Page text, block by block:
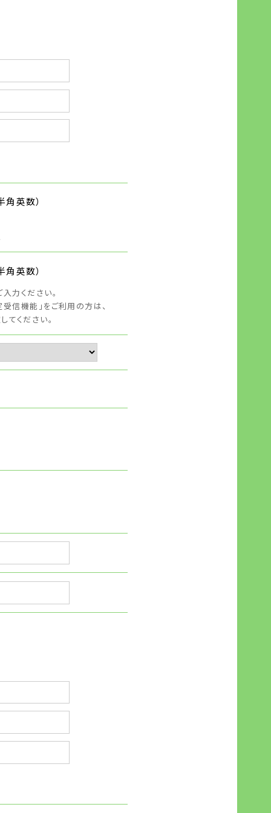
角英数）
角英数）
力ください。
信機能」をご利用の方は、
てください。